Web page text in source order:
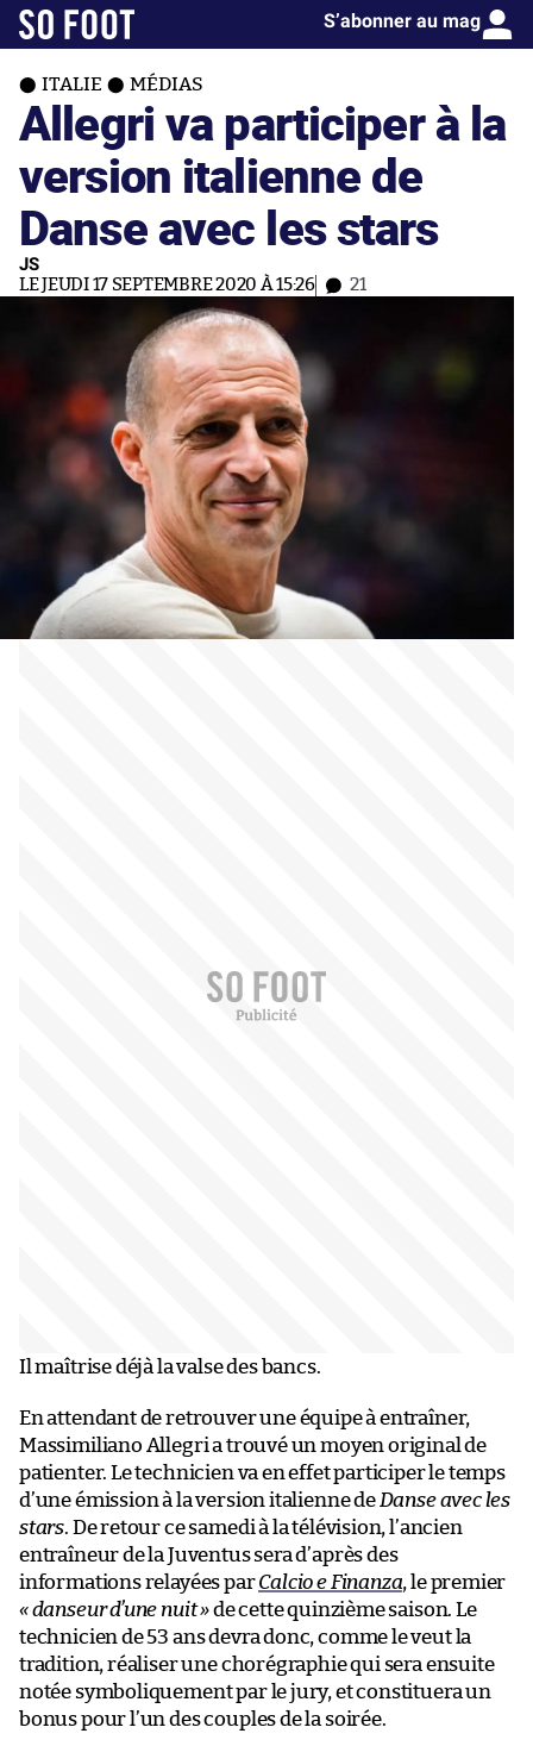
S’abonner au mag
ITALIE MÉDIAS
Allegri va participer à la
version italienne de
Danse avec les stars
JS
LE JEUDI 17 SEPTEMBRE 2020 À 15:26 21
Il maîtrise déjà la valse des bancs.
En attendant de retrouver une équipe à entraîner,
Massimiliano Allegri a trouvé un moyen original de
patienter. Le technicien va en effet participer le temps
d’une émission à la version italienne de Danse avec les
stars. De retour ce samedi à la télévision, l’ancien
entraîneur de la Juventus sera d’après des
informations relayées parCalcio e Finanza, le premier
« danseur d’une nuit »de cette quinzième saison. Le
technicien de 53 ans devra donc, comme le veut la
tradition, réaliser une chorégraphie qui sera ensuite
notée symboliquement par le jury, et constituera un
bonus pour l’un des couples de la soirée.